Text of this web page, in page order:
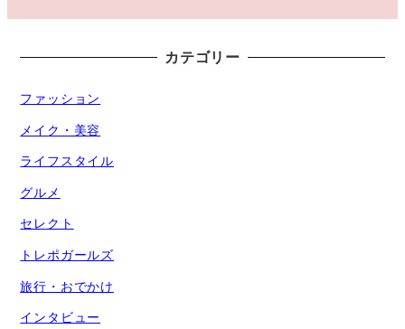
カテゴリー
ファッション
メイク・美容
ライフスタイル
グルメ
セレクト
トレポガールズ
旅行・おでかけ
インタビュー